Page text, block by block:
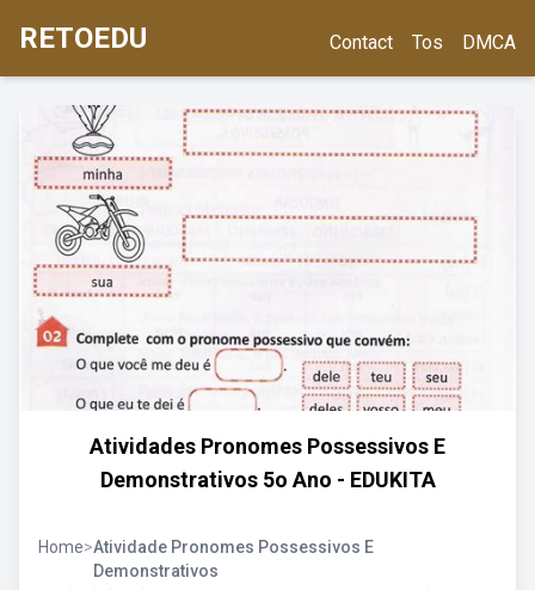
RETOEDU Contact Tos DMCA
Atividades Pronomes Possessivos E
Demonstrativos 5o Ano - EDUKITA
Home>Atividade Pronomes Possessivos E
Demonstrativos